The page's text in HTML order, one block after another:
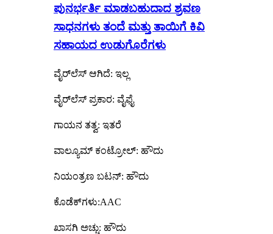
ಪುನರ್ಭರ್ತಿ ಮಾಡಬಹುದಾದ ಶ್ರವಣ
ಸಾಧನಗಳು ತಂದೆ ಮತ್ತು ತಾಯಿಗೆ ಕಿವಿ
ಸಹಾಯದ ಉಡುಗೊರೆಗಳು
ವೈರ್‌ಲೆಸ್ ಆಗಿದೆ: ಇಲ್ಲ
ವೈರ್‌ಲೆಸ್ ಪ್ರಕಾರ: ವೈಫೈ
ಗಾಯನ ತತ್ವ: ಇತರೆ
ವಾಲ್ಯೂಮ್ ಕಂಟ್ರೋಲ್: ಹೌದು
ನಿಯಂತ್ರಣ ಬಟನ್: ಹೌದು
ಕೊಡೆಕ್‌ಗಳು:AAC
ಖಾಸಗಿ ಅಚ್ಚು: ಹೌದು